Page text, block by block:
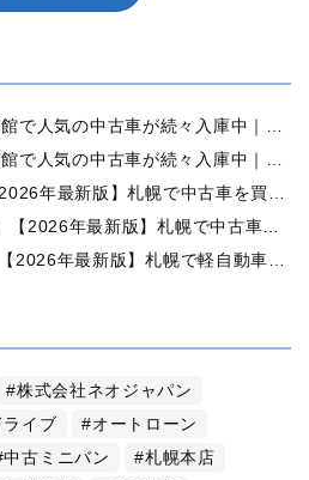
株式会社ネオジャパン
ライブ
オートローン
中古ミニバン
札幌本店